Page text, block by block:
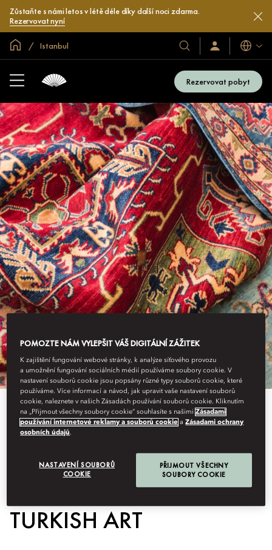
Zůstaňte s námi letos v létě déle díky další noci zdarma.
Rezervovat nyní
Domovská stránka
Istanbul
Naše
hotely
a
resorty
Přihlaste
se
se
Jazyky
Rezervovat pobyt
A JOURNEY THROUGH
THE HISTORY OF
TURKISH ART
POMOZTE NÁM VYLEPŠIT VÁŠ DIGITÁLNÍ ZÁŽITEK
K zajištění fungování webové stránky, k analýze síťového provozu
a umožnění fungování sociálních médií používáme soubory cookie. V
nastavení souborů cookie jsou popsány různé typy souborů cookie, které
používáme. Více informací a návod, jak upravit vaše nastavení souborů
cookie, naleznete v našich Zásadách používání souborů cookie. Kliknutím
na „Přijmout všechny soubory cookie“ souhlasíte s našimiZásadami
používání internetové reklamy a souborů cookie aZásadami ochrany
osobních údajů.
NASTAVENÍ SOUBORŮ
COOKIE
PŘIJMOUT VŠECHNY
SOUBORY COOKIE